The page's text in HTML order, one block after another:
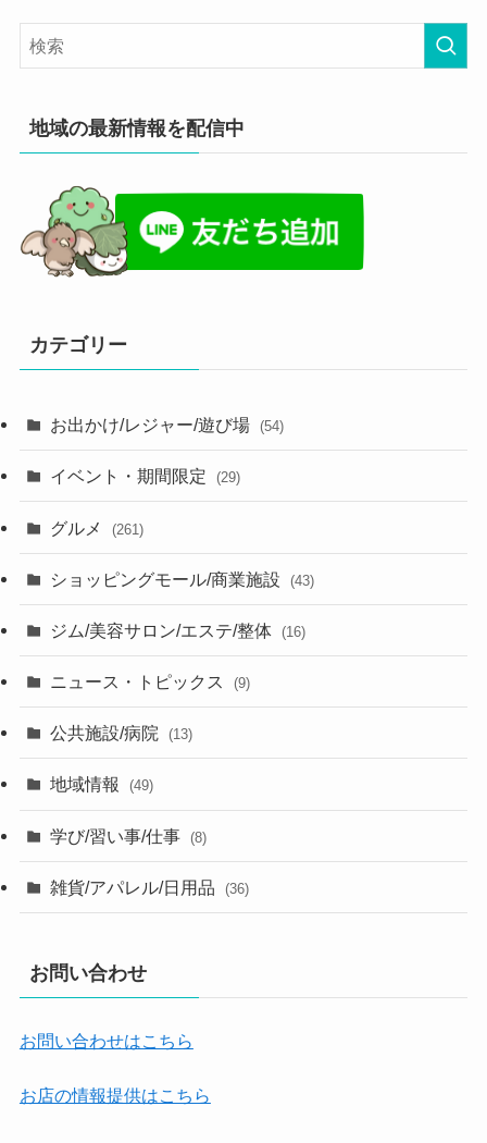
地域の最新情報を配信中
カテゴリー
お出かけ/レジャー/遊び場 (54)
イベント・期間限定 (29)
グルメ (261)
ショッピングモール/商業施設 (43)
ジム/美容サロン/エステ/整体 (16)
ニュース・トピックス (9)
公共施設/病院 (13)
地域情報 (49)
学び/習い事/仕事 (8)
雑貨/アパレル/日用品 (36)
お問い合わせ
お問い合わせはこちら
お店の情報提供はこちら